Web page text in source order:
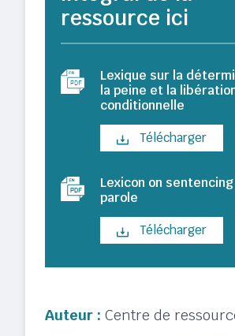
Auteur : Centre de
ressource ici
Lexique sur la
la peine et la
conditionnelle
Télécharger
Lexicon on
parole
Télécharger